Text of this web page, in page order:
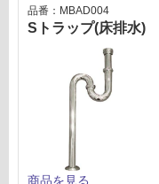
Sトラップ(床排水)
品番：MBAD004
商品を見る